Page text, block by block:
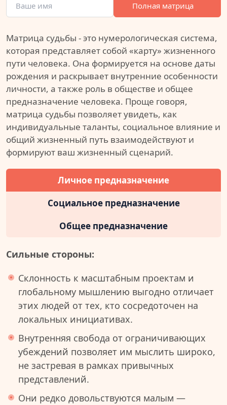
Полная матрица
Матрица судьбы - это нумерологическая система,
которая представляет собой «карту» жизненного
пути человека. Она формируется на основе даты
рождения и раскрывает внутренние особенности
личности, а также роль в обществе и общее
предназначение человека. Проще говоря,
матрица судьбы позволяет увидеть, как
индивидуальные таланты, социальное влияние и
общий жизненный путь взаимодействуют и
формируют ваш жизненный сценарий.
Личное предназначение
Социальное предназначение
Общее предназначение
Сильные стороны:
Склонность к масштабным проектам и
глобальному мышлению выгодно отличает
этих людей от тех, кто сосредоточен на
локальных инициативах.
Внутренняя свобода от ограничивающих
убеждений позволяет им мыслить широко,
не застревая в рамках привычных
представлений.
Они редко довольствуются малым —